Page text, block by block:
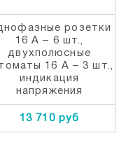
розетки
16 А – 6 шт.,
двухполюсные
16 А – 3 шт.,
индикация
напряжения
13 710 руб